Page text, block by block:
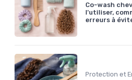
Co-wash
l'utiliser,
erreurs à